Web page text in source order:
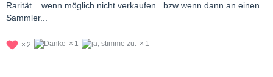
Rarität....wenn möglich nicht verkaufen...bzw wenn dann an einen
Sammler...
2 1 1